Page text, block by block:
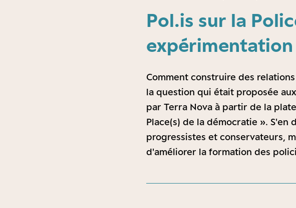
Pol.is sur la
expérimentation
Comment construire des
la question qui était proposée
par Terra Nova à partir de la
Place(s) de la démocratie ».
progressistes et conservateurs,
d'améliorer la formation des